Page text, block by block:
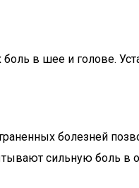
в шее и голове.
болезней
сильную боль в